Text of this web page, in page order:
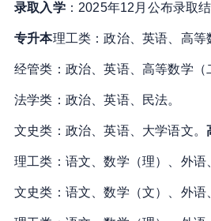
录取入学：2025年12月公布录取
专升本理工类：政治、英语、高等
经管类：政治、英语、高等数学（
法学类：政治、英语、民法。
文史类：政治、英语、大学语文。
理工类：语文、数学（理）、外语
文史类：语文、数学（文）、外语